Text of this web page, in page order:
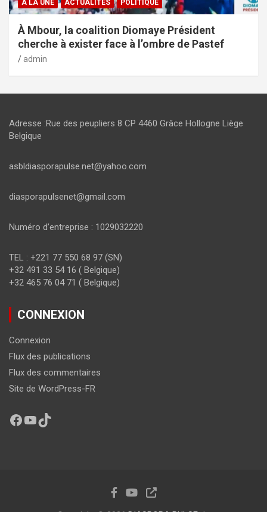
A LA UNE ACTUALITES POLITIQUE
À Mbour, la coalition Diomaye Président
cherche à exister face à l’ombre de Pastef
admin
Adresse :Rue des peupliers 8 CP 4460 Grâce Hollogne Liège
Belgique
asbldiasporapulse.net@yahoo.com
diasporapulsenet@gmail.com
Numéro d’entreprise : 1029032220
TEL : +221 77 550 68 97 (SN)
+32 491 33 54 16 ( Belgique)
+32 465 76 04 71 ( Belgique)
CONNEXION
Connexion
Flux des publications
Flux des commentaires
Site de WordPress-FR